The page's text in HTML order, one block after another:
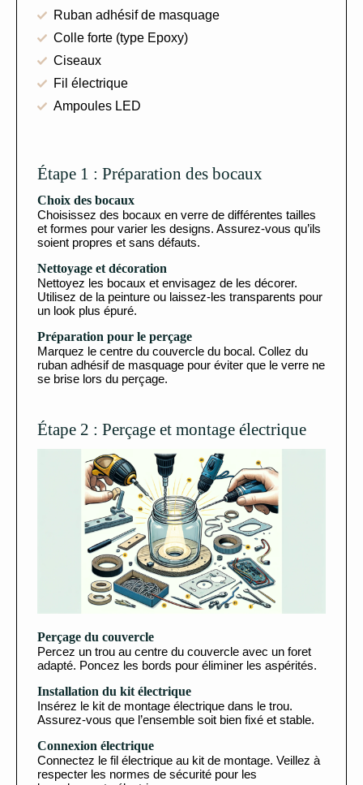
Ruban adhésif de masquage
Colle forte (type Epoxy)
Ciseaux
Fil électrique
Ampoules LED
Étape 1 : Préparation des bocaux
Choix des bocaux
Choisissez des bocaux en verre de différentes tailles
et formes pour varier les designs. Assurez-vous qu’ils
soient propres et sans défauts.
Nettoyage et décoration
Nettoyez les bocaux et envisagez de les décorer.
Utilisez de la peinture ou laissez-les transparents pour
un look plus épuré.
Préparation pour le perçage
Marquez le centre du couvercle du bocal. Collez du
ruban adhésif de masquage pour éviter que le verre ne
se brise lors du perçage.
Étape 2 : Perçage et montage électrique
Perçage du couvercle
Percez un trou au centre du couvercle avec un foret
adapté. Poncez les bords pour éliminer les aspérités.
Installation du kit électrique
Insérez le kit de montage électrique dans le trou.
Assurez-vous que l’ensemble soit bien fixé et stable.
Connexion électrique
Connectez le fil électrique au kit de montage. Veillez à
respecter les normes de sécurité pour les